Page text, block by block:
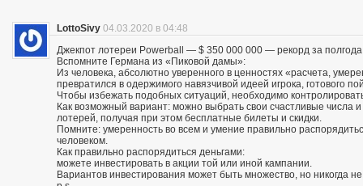
LottoSivy 04.03.2020 в 04:48
Джекпот лотереи Powerball — $ 350 000 000 — рекорд за
Вспомните Германа из «Пиковой дамы»:
Из человека, абсолютно уверенного в ценностях «расчета,
превратился в одержимого навязчивой идеей игрока, готового
Чтобы избежать подобных ситуаций, необходимо
Как возможный вариант: можно выбрать свои счастливые
лотерей, получая при этом бесплатные билеты и скидки.
Помните: умеренность во всем и умение правильно
человеком.
Как правильно распорядиться деньгами:
можете инвестировать в акции той или иной кампании.
Вариантов инвестирования может быть множество, но никогда